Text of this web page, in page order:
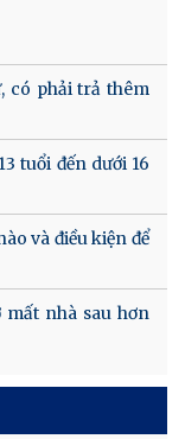
có phải trả thêm
tuổi đến dưới 16
và điều kiện để
mất nhà sau hơn